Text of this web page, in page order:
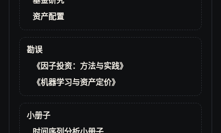
资产配置
勘误
《因子投资：方法与实践》
《机器学习与资产定价》
小册子